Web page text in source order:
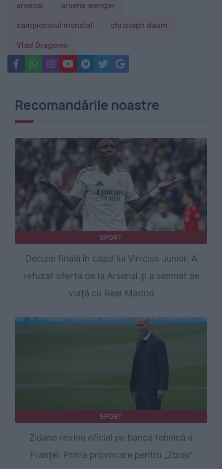
arsenal arsene wenger
campionatul mondial christoph daum
Vlad Dragomir
Recomandările noastre
SPORT
Decizie finală în cazul lui Vinicius Junior. A
refuzat oferta de la Arsenal și a semnat pe
viață cu Real Madrid
SPORT
Zidane revine oficial pe banca tehnică a
Franței. Prima provocare pentru „Zizou”